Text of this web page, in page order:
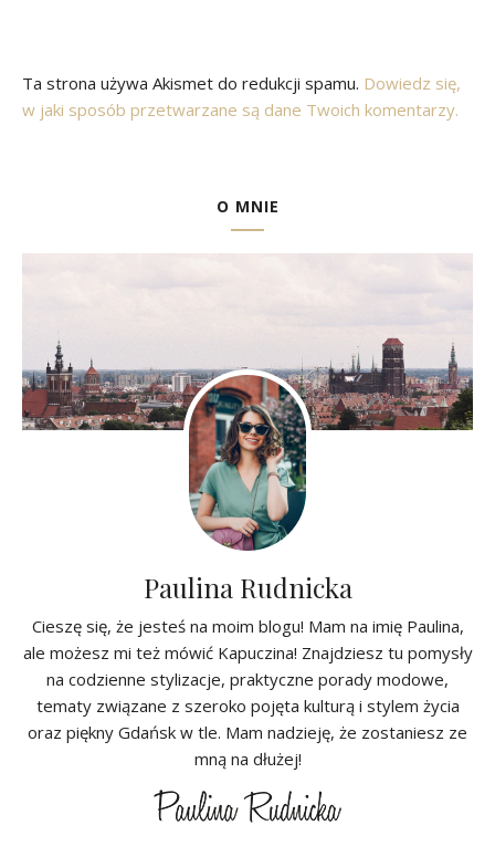
Ta strona używa Akismet do redukcji spamu. Dowiedz się,
w jaki sposób przetwarzane są dane Twoich komentarzy.
O MNIE
Paulina Rudnicka
Cieszę się, że jesteś na moim blogu! Mam na imię Paulina,
ale możesz mi też mówić Kapuczina! Znajdziesz tu pomysły
na codzienne stylizacje, praktyczne porady modowe,
tematy związane z szeroko pojęta kulturą i stylem życia
oraz piękny Gdańsk w tle. Mam nadzieję, że zostaniesz ze
mną na dłużej!